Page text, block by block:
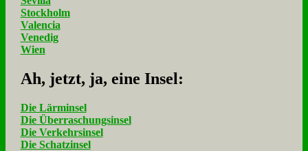
Stockholm
Valencia
Venedig
Wien
Ah, jetzt, ja, ei­ne In­sel:
Die Lärminsel
Die Überraschungsinsel
Die Verkehrsinsel
Die Schatzinsel